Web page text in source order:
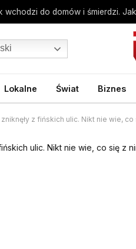
wchodzi do domów i śmierdzi.
Lokalne Świat Biznes
z fińskich ulic. Nikt nie wie, co